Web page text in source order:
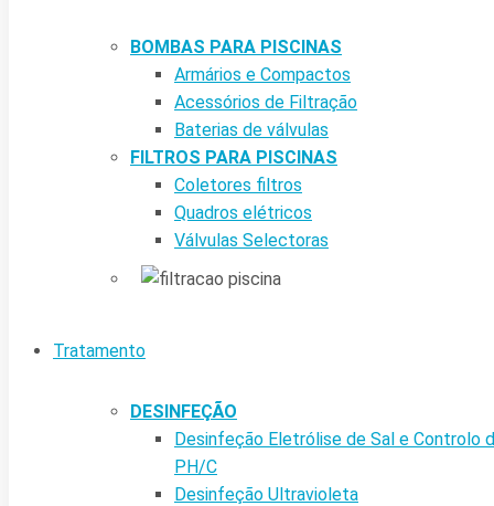
BOMBAS PARA PISCINAS
Armários e Compactos
Acessórios de Filtração
Baterias de válvulas
FILTROS PARA PISCINAS
Coletores filtros
Quadros elétricos
Válvulas Selectoras
Tratamento
DESINFEÇÃO
Desinfeção Eletrólise de Sal e Controlo
PH/C
Desinfeção Ultravioleta